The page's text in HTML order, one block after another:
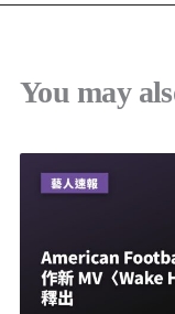
You may